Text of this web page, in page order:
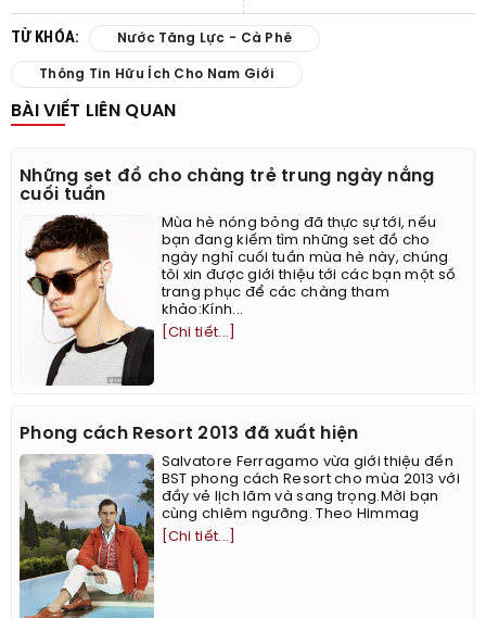
TỪ KHÓA: Nước Tăng Lực - Cà Phê
Thông Tin Hữu Ích Cho Nam Giới
BÀI VIẾT LIÊN QUAN
Những set đồ cho chàng trẻ trung ngày nắng
cuối tuần
Mùa hè nóng bỏng đã thực sự tới, nếu
bạn đang kiếm tìm những set đồ cho
ngày nghỉ cuối tuần mùa hè này, chúng
tôi xin được giới thiệu tới các bạn một số
trang phục để các chàng tham
khảo:Kính...
[Chi tiết...]
Phong cách Resort 2013 đã xuất hiện
Salvatore Ferragamo vừa giới thiệu đến
BST phong cách Resort cho mùa 2013 với
đầy vẻ lịch lãm và sang trọng.Mời bạn
cùng chiêm ngưỡng. Theo Himmag
[Chi tiết...]